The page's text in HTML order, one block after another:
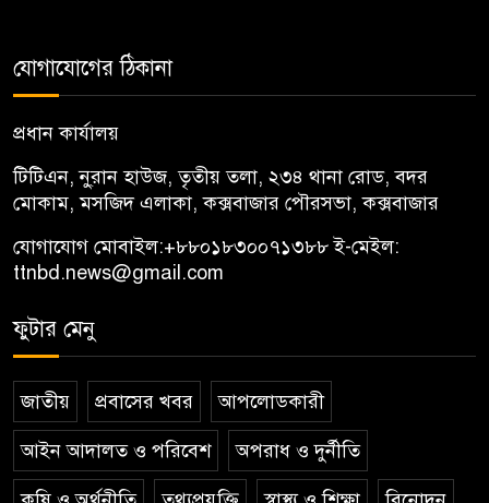
যোগাযোগের ঠিকানা
প্রধান কার্যালয়
টিটিএন, নু্রান হাউজ, তৃতীয় তলা, ২৩৪ থানা রোড, বদর
মোকাম, মসজিদ এলাকা, কক্সবাজার পৌরসভা, কক্সবাজার
যোগাযোগ মোবাইল:+৮৮০১৮৩০০৭১৩৮৮ই-মেইল:
ttnbd.news@gmail.com
ফুটার মেনু
জাতীয় প্রবাসের খবর আপলোডকারী
আইন আদালত ও পরিবেশ অপরাধ ও দুর্নীতি